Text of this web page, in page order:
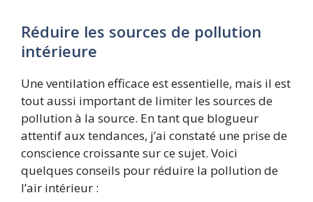
Réduire les sources de pollution
intérieure
Une ventilation efficace est essentielle, mais il est
tout aussi important de limiter les sources de
pollution à la source. En tant que blogueur
attentif aux tendances, j’ai constaté une prise de
conscience croissante sur ce sujet. Voici
quelques conseils pour réduire la pollution de
l’air intérieur :